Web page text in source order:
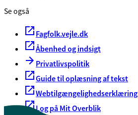
Se også
Fagfolk.vejle.dk
Åbenhed og indsigt
Privatlivspolitik
Guide til oplæsning af tekst
Webtilgængelighedserklæring
Log på Mit Overblik